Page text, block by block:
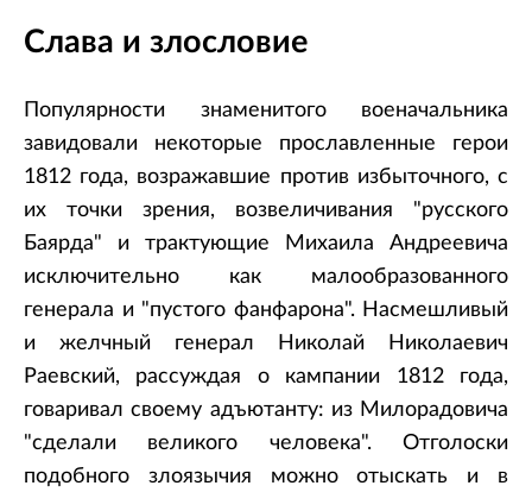
Слава и злословие
Популярности знаменитого военачальника
завидовали некоторые прославленные герои
1812 года, возражавшие против избыточного, с
их точки зрения, возвеличивания "русского
Баярда" и трактующие Михаила Андреевича
исключительно как малообразованного
генерала и "пустого фанфарона". Насмешливый
и желчный генерал Николай Николаевич
Раевский, рассуждая о кампании 1812 года,
говаривал своему адъютанту: из Милорадовича
"сделали великого человека". Отголоски
подобного злоязычия можно отыскать и в